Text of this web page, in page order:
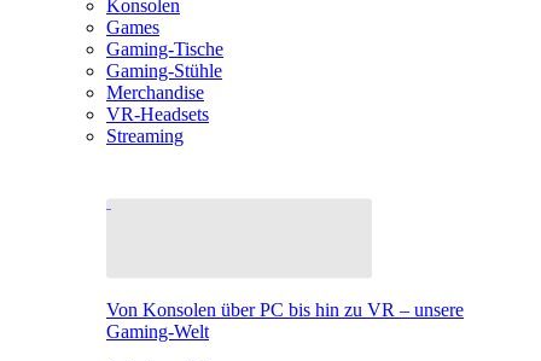
Konsolen
Games
Gaming-Tische
Gaming-Stühle
Merchandise
VR-Headsets
Streaming
Von Konsolen über PC bis hin zu VR – unsere
Gaming-Welt